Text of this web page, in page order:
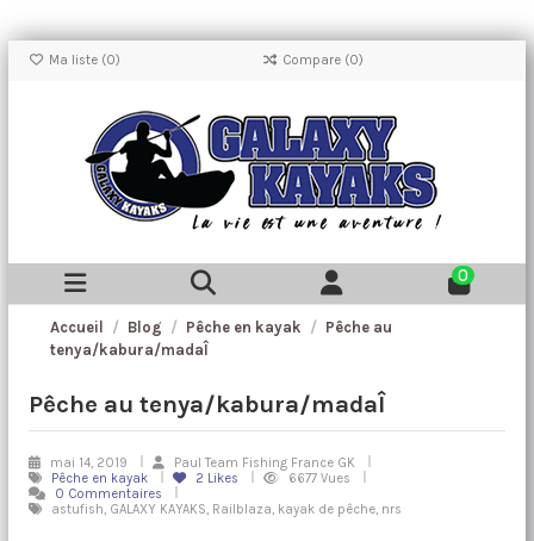
Ma liste (0) Compare (0)
0
Accueil Blog Pêche en kayak
Pêche au
tenya/kabura/madaÎ
Pêche au tenya/kabura/madaÎ
mai 14, 2019
Paul Team Fishing France GK
Pêche en kayak
2 Likes
6677 Vues
0 Commentaires
astufish, GALAXY KAYAKS, Railblaza, kayak de pêche, nrs